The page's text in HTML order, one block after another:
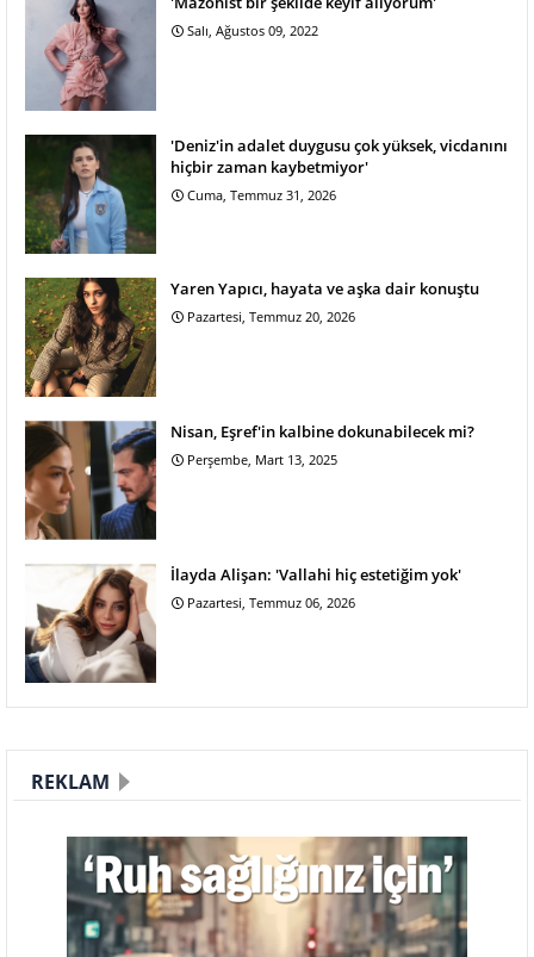
Salı, Ağustos 09, 2022
'Deniz'in adalet duygusu çok yüksek, vicdanını
hiçbir zaman kaybetmiyor'
Cuma, Temmuz 31, 2026
Yaren Yapıcı, hayata ve aşka dair konuştu
Pazartesi, Temmuz 20, 2026
Nisan, Eşref'in kalbine dokunabilecek mi?
Perşembe, Mart 13, 2025
İlayda Alişan: 'Vallahi hiç estetiğim yok'
Pazartesi, Temmuz 06, 2026
REKLAM